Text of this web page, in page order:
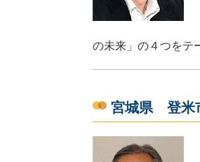
の未来」の４つをテ
宮城県 登米